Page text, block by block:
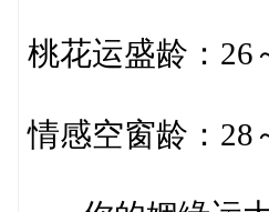
桃花运盛龄：26
情感空窗龄：28